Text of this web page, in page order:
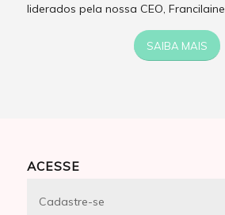
liderados pela nossa CEO,
SAIBA MAIS
ACESSE
Cadastre-se